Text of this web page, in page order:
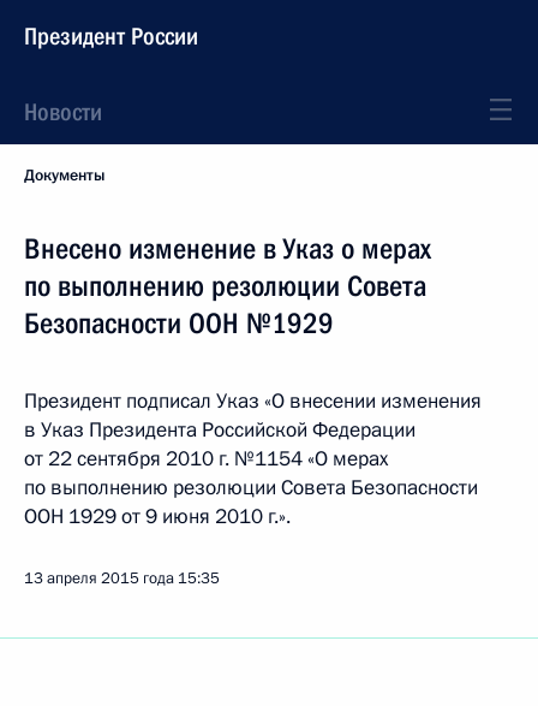
Президент России
Новости
Документы
Внесено изменение в Указ о мерах
по выполнению резолюции Совета
Безопасности ООН №1929
Президент подписал Указ «О внесении изменения
в Указ Президента Российской Федерации
от 22 сентября 2010 г. №1154 «О мерах
по выполнению резолюции Совета Безопасности
ООН 1929 от 9 июня 2010 г.».
13 апреля 2015 года 15:35